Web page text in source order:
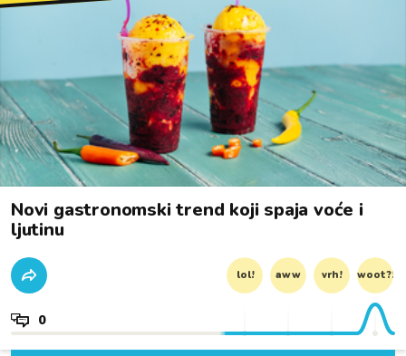
Novi gastronomski trend koji spaja voće i
ljutinu
lol! aww vrh! woot?!
0